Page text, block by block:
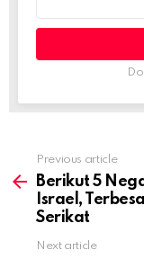
more
Previous article
Berikut 5
Israel,
Serikat
Next article